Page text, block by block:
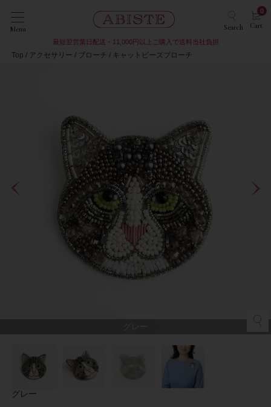
Menu Search Cart
0
最短翌営業日配送・11,000円以上ご購入で送料当社負担
Top アクセサリー ブローチ キャットビーズブローチ
グレー